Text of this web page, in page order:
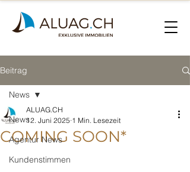
Beitrag
News
Agentur News
Kundenstimmen
News
COMING SOON*
ALUAG.CH
12. Juni 2025 1 Min. Lesezeit